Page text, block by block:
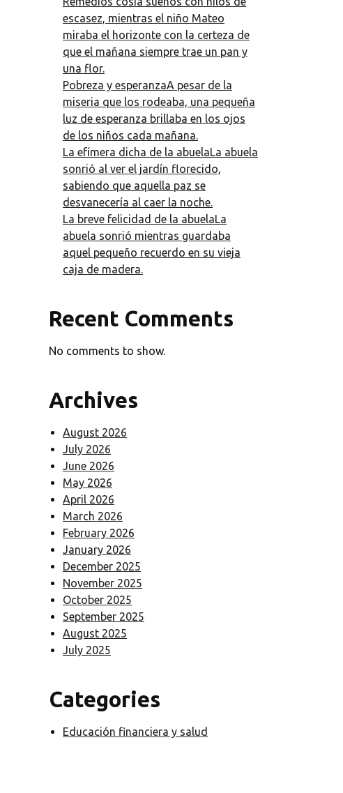
escasez, mientras el niño Mateo
miraba el horizonte con la certeza de
que el mañana siempre trae un pan y
una flor.
Pobreza y esperanzaA pesar de la
miseria que los rodeaba, una pequeña
luz de esperanza brillaba en los ojos
de los niños cada mañana.
La efímera dicha de la abuelaLa abuela
sonrió al ver el jardín florecido,
sabiendo que aquella paz se
desvanecería al caer la noche.
La breve felicidad de la abuelaLa
abuela sonrió mientras guardaba
aquel pequeño recuerdo en su vieja
caja de madera.
Recent Comments
No comments to show.
Archives
August 2026
July 2026
June 2026
May 2026
April 2026
March 2026
February 2026
January 2026
December 2025
November 2025
October 2025
September 2025
August 2025
July 2025
Categories
Educación financiera y salud